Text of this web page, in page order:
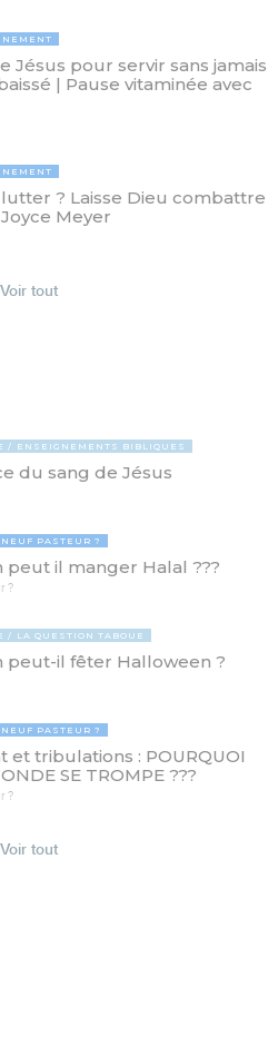
Jésus pour servir sans jamais
| Pause vitaminée avec
? Laisse Dieu combattre
Meyer
Voir tout
ENSEIGNEMENTS BIBLIQUES
du sang de Jésus
PASTEUR ?
peut il manger Halal ???
?
LA QUESTION TABOUE
peut-il fêter Halloween ?
PASTEUR ?
et tribulations : POURQUOI
SE TROMPE ???
?
Voir tout